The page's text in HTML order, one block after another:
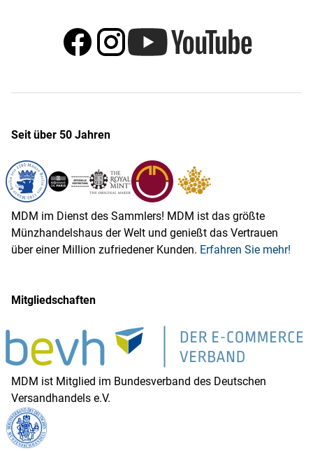
Seit über 50 Jahren
MDM im Dienst des Sammlers! MDM ist das größte
Münzhandelshaus der Welt und genießt das Vertrauen
über einer Million zufriedener Kunden. Erfahren Sie mehr!
Mitgliedschaften
MDM ist Mitglied im Bundesverband des Deutschen
Versandhandels e.V.